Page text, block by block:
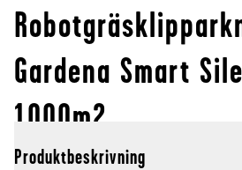
Gardena Smart
1000m2
Produktbeskrivning